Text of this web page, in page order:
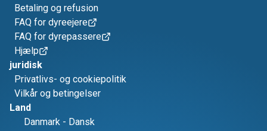
Betaling og refusion
FAQ for dyreejere
FAQ for dyrepassere
Hjælp
juridisk
Privatlivs- og cookiepolitik
Vilkår og betingelser
Land
Danmark - Dansk